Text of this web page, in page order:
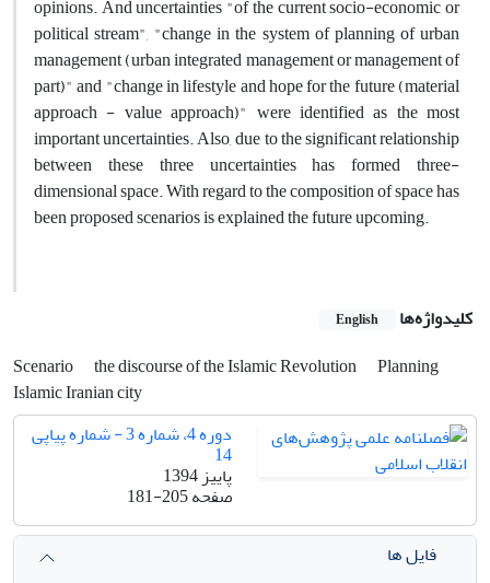
opinions. And uncertainties "of the current socio-economic or
political stream", "change in the system of planning of urban
management (urban integrated management or management of
part)" and "change in lifestyle and hope for the future (material
approach - value approach)" were identified as the most
important uncertainties. Also, due to the significant relationship
between these three uncertainties has formed three-
dimensional space. With regard to the composition of space has
been proposed scenarios is explained the future upcoming.
کلیدواژه‌ها English
Scenario the discourse of the Islamic Revolution
Planning
Islamic Iranian city
دوره 4، شماره 3 - شماره پیاپی
14
پاییز 1394
صفحه181-205
فایل ها